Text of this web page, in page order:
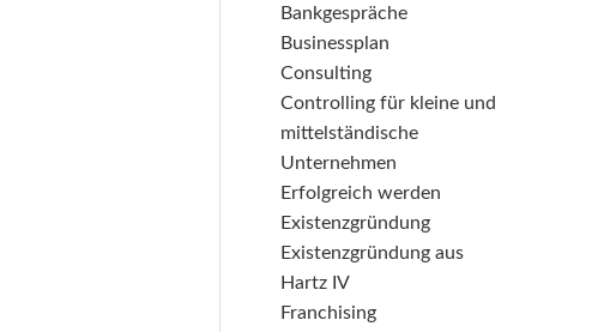
Bankgespräche
Businessplan
Consulting
Controlling für kleine und
mittelständische
Unternehmen
Erfolgreich werden
Existenzgründung
Existenzgründung aus
Hartz IV
Franchising